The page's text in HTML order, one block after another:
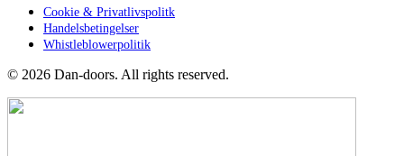
Cookie & Privatlivspolitk
Handelsbetingelser
Whistleblowerpolitik
© 2026 Dan-doors. All rights reserved.